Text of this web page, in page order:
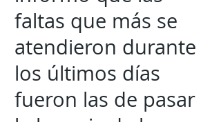
faltas que más se
atendieron durante
los últimos días
fueron las de pasar